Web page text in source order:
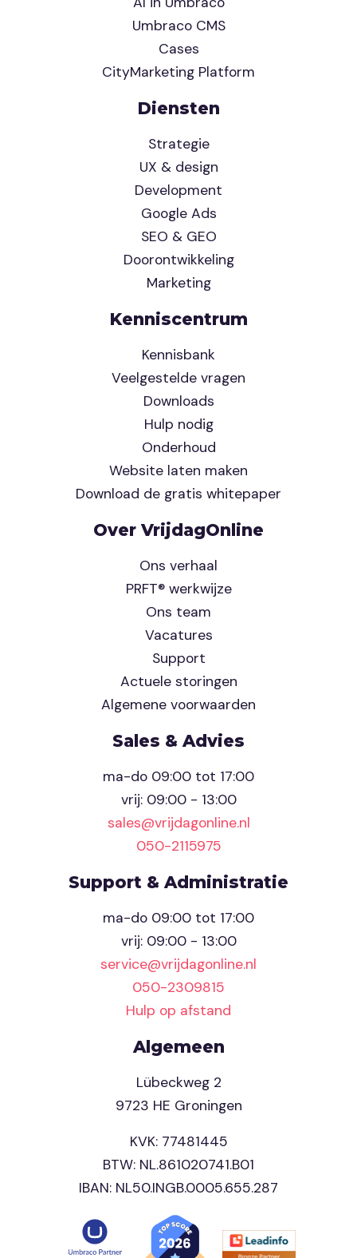
Umbraco CMS
Cases
CityMarketing Platform
Diensten
Strategie
UX & design
Development
Google Ads
SEO & GEO
Doorontwikkeling
Marketing
Kenniscentrum
Kennisbank
Veelgestelde vragen
Downloads
Hulp nodig
Onderhoud
Website laten maken
Download de gratis whitepaper
Over VrijdagOnline
Ons verhaal
PRFT® werkwijze
Ons team
Vacatures
Support
Actuele storingen
Algemene voorwaarden
Sales & Advies
ma-do 09:00 tot 17:00
vrij: 09:00 - 13:00
sales@vrijdagonline.nl
050-2115975
Support & Administratie
ma-do 09:00 tot 17:00
vrij: 09:00 - 13:00
service@vrijdagonline.nl
050-2309815
Hulp op afstand
Algemeen
Lübeckweg 2
9723 HE Groningen
KVK: 77481445
BTW: NL.861020741.B01
IBAN: NL50.INGB.0005.655.287